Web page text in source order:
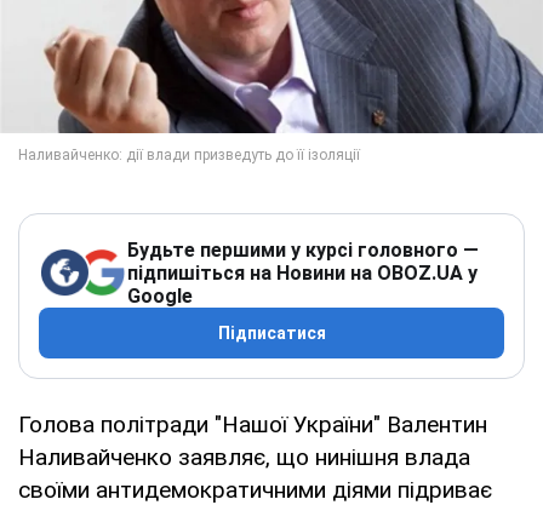
Будьте першими у курсі головного —
підпишіться на Новини на OBOZ.UA у
Google
Підписатися
Голова політради "Нашої України" Валентин
Наливайченко заявляє, що нинішня влада
своїми антидемократичними діями підриває